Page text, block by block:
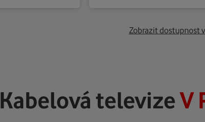
Zobrazit dostupnost
Kabelová televizeV